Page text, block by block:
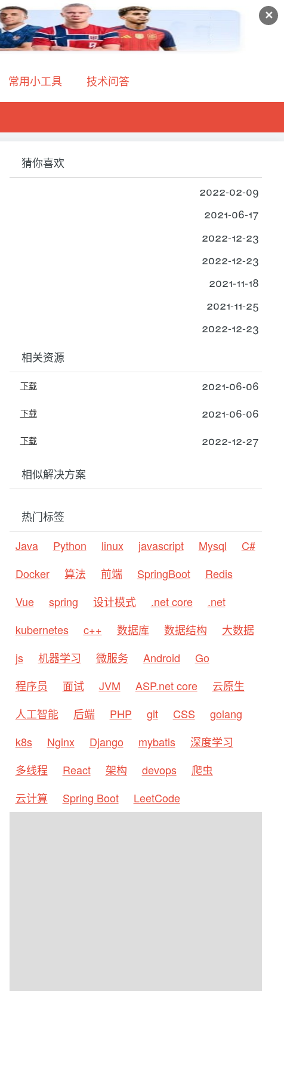
✕
常用小工具 技术问答
猜你喜欢
2022-02-09
2021-06-17
2022-12-23
2022-12-23
2021-11-18
2021-11-25
2022-12-23
相关资源
下载 2021-06-06
下载 2021-06-06
下载 2022-12-27
相似解决方案
热门标签
Java
Python linux javascript Mysql
C#
Docker
算法 前端 SpringBoot
Redis
Vue
spring 设计模式 .net core
.net
kubernetes
c++ 数据库 数据结构
大数据
js
机器学习 微服务 Android
Go
程序员
面试 JVM ASP.net core
云原生
人工智能
后端 PHP git CSS
golang
k8s
Nginx Django mybatis
深度学习
多线程
React 架构 devops
爬虫
云计算
Spring Boot LeetCode